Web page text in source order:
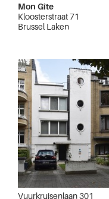
Mon Gîte
Kloosterstraat 71
Brussel Laken
Vuurkruisenlaan 301